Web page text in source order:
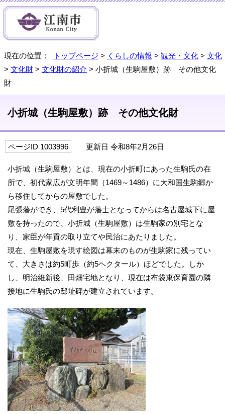
現在の位置： トップページ > くらしの情報 > 観光・文化 > 文化
> 文化財 > 文化財の紹介 > 小折城（生駒屋敷）跡 その他文化
財
小折城（生駒屋敷）跡 その他文化財
ページID 1003996 更新日 令和8年2月26日
小折城（生駒屋敷）とは、現在の小折町にあった生駒氏の在
所で、初代家広が文明年間（1469～1486）に大和国生駒郷か
ら移住してからの屋敷でした。
尾張藩ができ、5代利豊が藩士となってからは名古屋城下に屋
敷を持ったので、小折城（生駒屋敷）は生駒家の別宅とな
り、家臣が年貢の取り立てや民治にあたりました。
現在、生駒屋敷を現す絵図は幕末のものが生駒家に残ってい
て、大きさは約5町歩（約5ヘクタール）ほどでした。しか
し、明治維新後、田畑宅地となり、現在は布袋東保育園の隣
接地に生駒氏の邸址碑が建立されています。